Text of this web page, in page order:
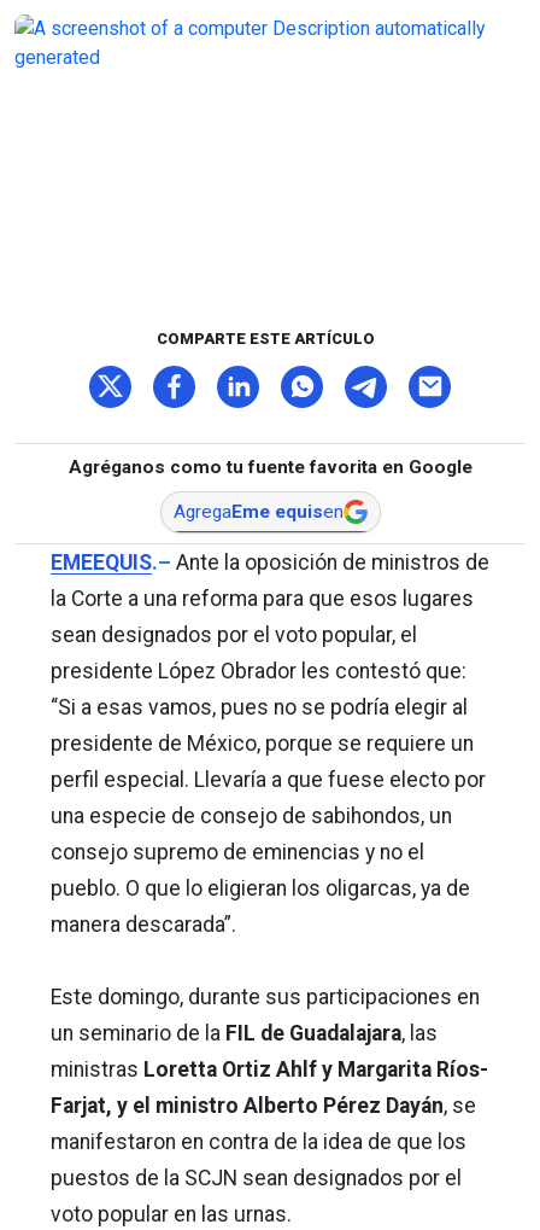
COMPARTE ESTE ARTÍCULO
Agréganos como tu fuente favorita en Google
AgregaEme equisen
EMEEQUIS.– Ante la oposición de ministros de
la Corte a una reforma para que esos lugares
sean designados por el voto popular, el
presidente López Obrador les contestó que:
“Si a esas vamos, pues no se podría elegir al
presidente de México, porque se requiere un
perfil especial. Llevaría a que fuese electo por
una especie de consejo de sabihondos, un
consejo supremo de eminencias y no el
pueblo. O que lo eligieran los oligarcas, ya de
manera descarada”.
Este domingo, durante sus participaciones en
un seminario de la FIL de Guadalajara, las
ministras Loretta Ortiz Ahlf y Margarita Ríos-
Farjat, y el ministro Alberto Pérez Dayán, se
manifestaron en contra de la idea de que los
puestos de la SCJN sean designados por el
voto popular en las urnas.